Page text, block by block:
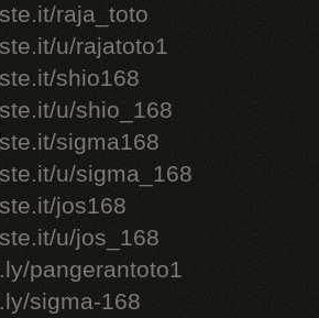
raja_toto
u/rajatoto1
shio168
u/shio_168
sigma168
u/sigma_168
jos168
u/jos_168
pangerantoto1
sigma-168